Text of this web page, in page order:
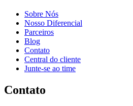
Sobre Nós
Nosso Diferencial
Parceiros
Blog
Contato
Central do cliente
Junte-se ao time
Contato